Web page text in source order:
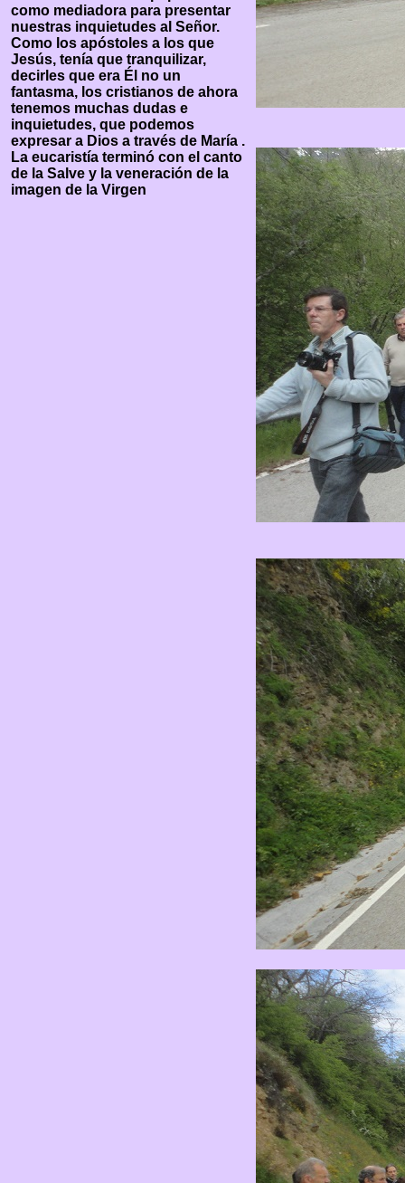
como mediadora para presentar
nuestras inquietudes al Señor.
Como los apóstoles a los que
Jesús, tenía que tranquilizar,
decirles que era Él no un
fantasma, los cristianos de ahora
tenemos muchas dudas e
inquietudes, que podemos
expresar a Dios a través de María .
La eucaristía terminó con el canto
de la Salve y la veneración de la
imagen de la Virgen